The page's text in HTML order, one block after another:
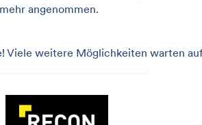
mehr angenommen.
Viele weitere Möglichkeiten warten